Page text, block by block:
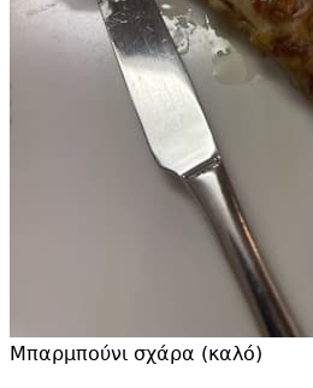
Μπαρμπούνι σχάρα (καλό)